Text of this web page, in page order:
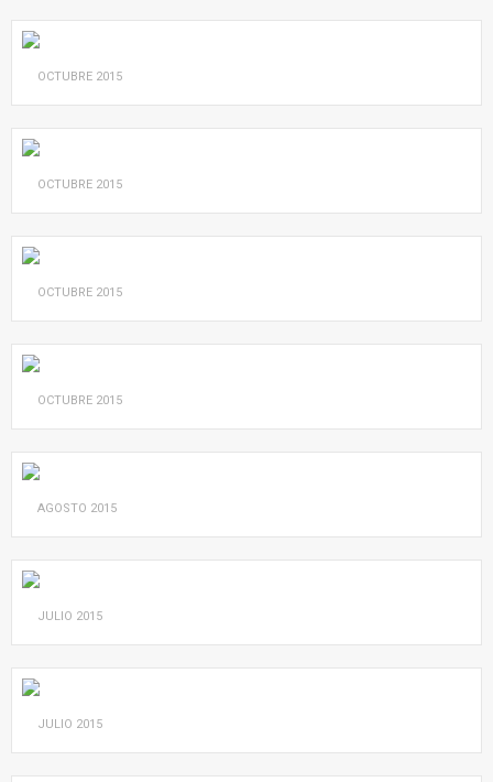
OCTUBRE 2015
OCTUBRE 2015
OCTUBRE 2015
OCTUBRE 2015
AGOSTO 2015
JULIO 2015
JULIO 2015